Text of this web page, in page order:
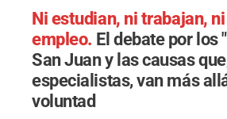
Ni estudian, ni trabajan,
empleo. El debate por los
San Juan y las causas
especialistas, van más
voluntad